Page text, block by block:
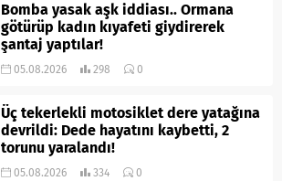
Bomba yasak aşk iddiası.. Ormana
götürüp kadın kıyafeti giydirerek
şantaj yaptılar!
05.08.2026 298 0
Üç tekerlekli motosiklet dere yatağına
devrildi: Dede hayatını kaybetti, 2
torunu yaralandı!
05.08.2026 334 0